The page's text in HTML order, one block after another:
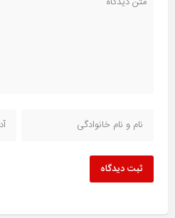
ثبت دیدگاه